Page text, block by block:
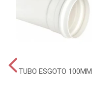
TUBO ESGOTO 100MM